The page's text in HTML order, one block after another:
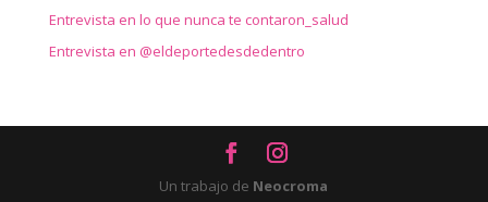
Entrevista en lo que nunca te contaron_salud
Entrevista en @eldeportedesdedentro
Un trabajo de Neocroma